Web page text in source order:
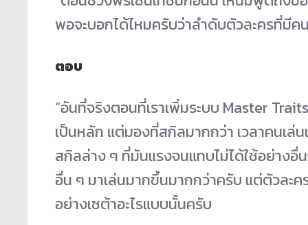
พอจะบอกได้ไหมครับว่าลำดับตัวละครที่มีค
ตอบ
“อันที่จริงตอนที่เราเพิ่มระบบ Master
เป็นหลัก แต่มองที่สกิลมากกว่า เวลาคนเล่
สกิลล่าง ๆ ที่มันแรงจนแทบไม่ได้ใช้อย่าง
อื่น ๆ มาเล่นมากขึ้นมากกว่าครับ แต่ตัวล
อย่างเซต้าอะไรแบบนั้นครับ